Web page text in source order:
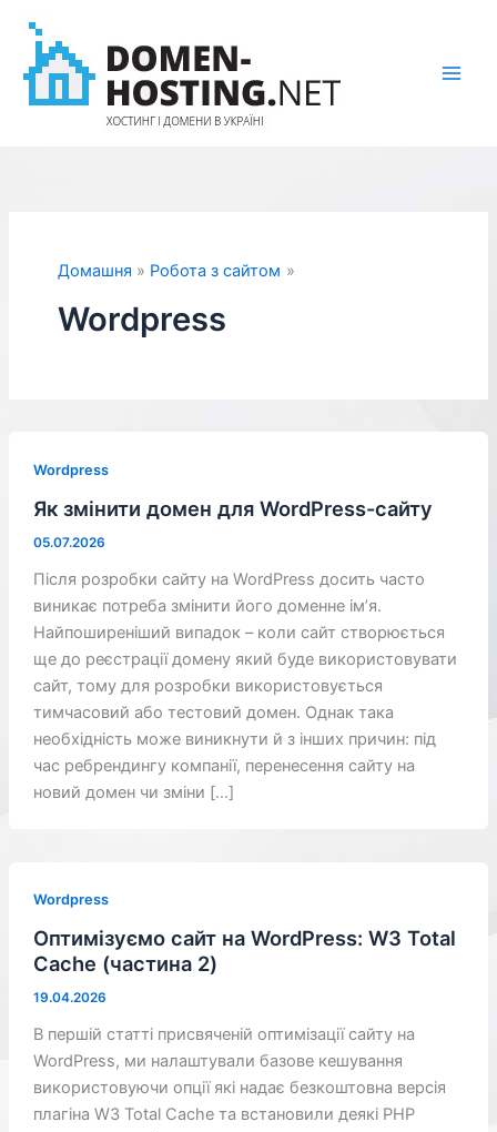
вмісту
Домашня Робота з сайтом
Wordpress
Wordpress
Як змінити домен для WordPress-сайту
05.07.2026
Після розробки сайту на WordPress досить часто
виникає потреба змінити його доменне ім’я.
Найпоширеніший випадок – коли сайт створюється
ще до реєстрації домену який буде використовувати
сайт, тому для розробки використовується
тимчасовий або тестовий домен. Однак така
необхідність може виникнути й з інших причин: під
час ребрендингу компанії, перенесення сайту на
новий домен чи зміни […]
Wordpress
Оптимізуємо сайт на WordPress: W3 Total
Cache (частина 2)
19.04.2026
В першій статті присвяченій оптимізації сайту на
WordPress, ми налаштували базове кешування
використовуючи опції які надає безкоштовна версія
плагіна W3 Total Cache та встановили деякі PHP